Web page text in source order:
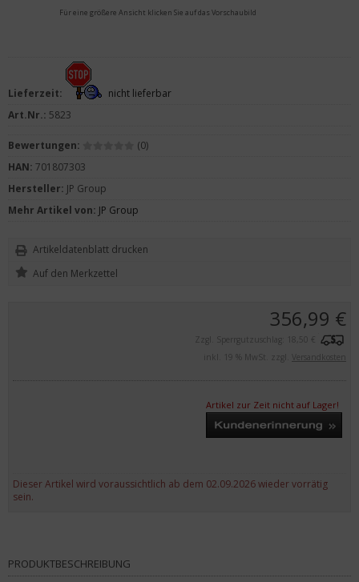
Für eine größere Ansicht klicken Sie auf das Vorschaubild
356,99 €
Zzgl. Sperrgutzuschlag: 18,50 €
inkl. 19 % MwSt. zzgl.
Versandkosten
Artikel zur Zeit nicht auf Lager!
Dieser Artikel wird voraussichtlich ab dem 02.09.2026 wieder vorrätig
sein.
Lieferzeit:
nicht lieferbar
Art.Nr.: 5823
Bewertungen:
(0)
HAN: 701807303
Hersteller: JP Group
Mehr Artikel von: JP Group
Artikeldatenblatt drucken
PRODUKTBESCHREIBUNG